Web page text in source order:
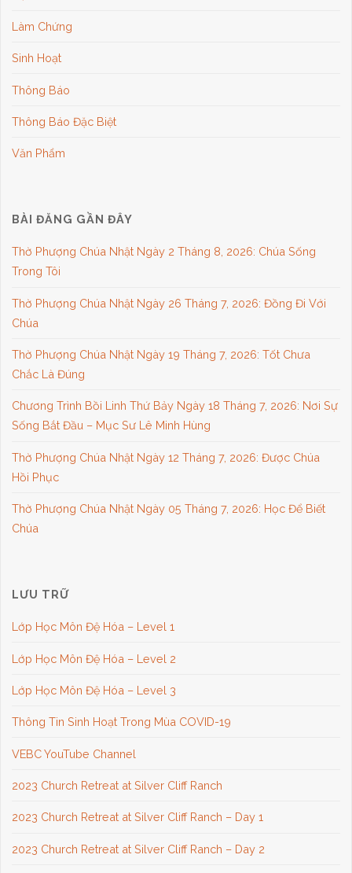
Làm Chứng
Sinh Hoạt
Thông Báo
Thông Báo Đặc Biệt
Văn Phẩm
BÀI ĐĂNG GẦN ĐÂY
Thờ Phượng Chúa Nhật Ngày 2 Tháng 8, 2026: Chúa Sống
Trong Tôi
Thờ Phượng Chúa Nhật Ngày 26 Tháng 7, 2026: Đồng Đi Với
Chúa
Thờ Phượng Chúa Nhật Ngày 19 Tháng 7, 2026: Tốt Chưa
Chắc Là Đúng
Chương Trình Bồi Linh Thứ Bảy Ngày 18 Tháng 7, 2026: Nơi Sự
Sống Bắt Đầu – Mục Sư Lê Minh Hùng
Thờ Phượng Chúa Nhật Ngày 12 Tháng 7, 2026: Được Chúa
Hồi Phục
Thờ Phượng Chúa Nhật Ngày 05 Tháng 7, 2026: Học Để Biết
Chúa
LƯU TRỮ
Lớp Học Môn Đệ Hóa – Level 1
Lớp Học Môn Đệ Hóa – Level 2
Lớp Học Môn Đệ Hóa – Level 3
Thông Tin Sinh Hoạt Trong Mùa COVID-19
VEBC YouTube Channel
2023 Church Retreat at Silver Cliff Ranch
2023 Church Retreat at Silver Cliff Ranch – Day 1
2023 Church Retreat at Silver Cliff Ranch – Day 2